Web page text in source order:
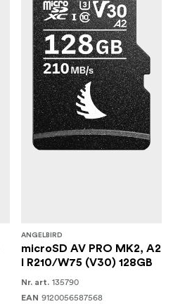
ANGELBIRD
microSD AV PRO MK2, A2
I R210/W75 (V30) 128GB
Nr. art. 135790
EAN 9120056587568